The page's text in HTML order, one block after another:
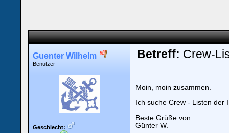
Guenter Wilhelm
Benutzer
Geschlecht:
Betreff: Crew-
Moin, moin zusammen.
Ich suche Crew - Listen der
Beste Grüße von
Günter W.